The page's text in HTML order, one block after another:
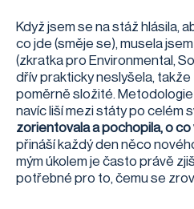
Když jsem se na stáž hlásila,
co jde (směje se), musela
(zkratka pro Environmental,
dřív prakticky neslyšela,
poměrně složité. Metodologie
navíc liší mezi státy po celém
zorientovala a pochopila, o co
přináší každý den něco
mým úkolem je často právě
potřebné pro to, čemu se